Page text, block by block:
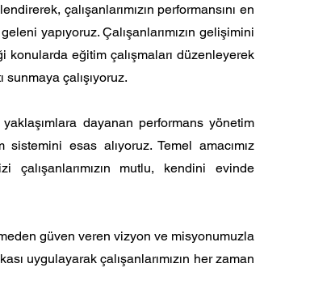
çalışanlarımızın performansını en
yapıyoruz. Çalışanlarımızın gelişimini
eğitim çalışmaları düzenleyerek
çalışıyoruz.
dayanan performans yönetim
esas alıyoruz. Temel amacımız
çalışanlarımızın mutlu, kendini evinde
güven veren vizyon ve misyonumuzla
uygulayarak çalışanlarımızın her zaman